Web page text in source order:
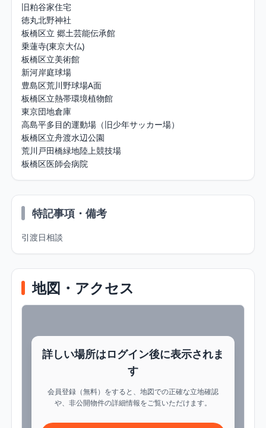
旧粕谷家住宅
徳丸北野神社
板橋区立 郷土芸能伝承館
乗蓮寺(東京大仏)
板橋区立美術館
新河岸庭球場
豊島区荒川野球場A面
板橋区立熱帯環境植物館
東京団地倉庫
高島平多目的運動場（旧少年サッカー場）
板橋区立舟渡水辺公園
荒川戸田橋緑地陸上競技場
板橋区医師会病院
特記事項・備考
引渡日相談
地図・アクセス
詳しい場所はログイン後に表示されま
す
会員登録（無料）をすると、地図での正確な立地確認
や、非公開物件の詳細情報をご覧いただけます。